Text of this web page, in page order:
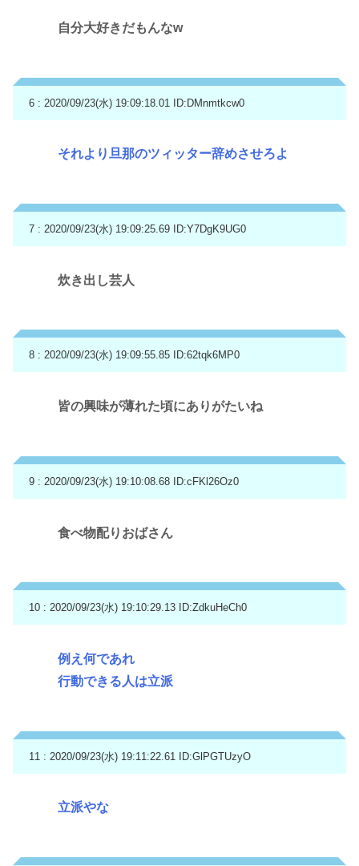
自分大好きだもんなw
6 : 2020/09/23(水) 19:09:18.01 ID:DMnmtkcw0
それより旦那のツィッター辞めさせろよ
7 : 2020/09/23(水) 19:09:25.69 ID:Y7DgK9UG0
炊き出し芸人
8 : 2020/09/23(水) 19:09:55.85 ID:62tqk6MP0
皆の興味が薄れた頃にありがたいね
9 : 2020/09/23(水) 19:10:08.68 ID:cFKl26Oz0
食べ物配りおばさん
10 : 2020/09/23(水) 19:10:29.13 ID:ZdkuHeCh0
例え何であれ
行動できる人は立派
11 : 2020/09/23(水) 19:11:22.61 ID:GlPGTUzyO
立派やな